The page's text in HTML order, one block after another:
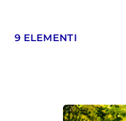
9 ELEMENTI